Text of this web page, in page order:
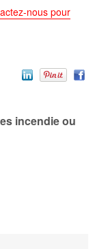
nous pour
incendie ou